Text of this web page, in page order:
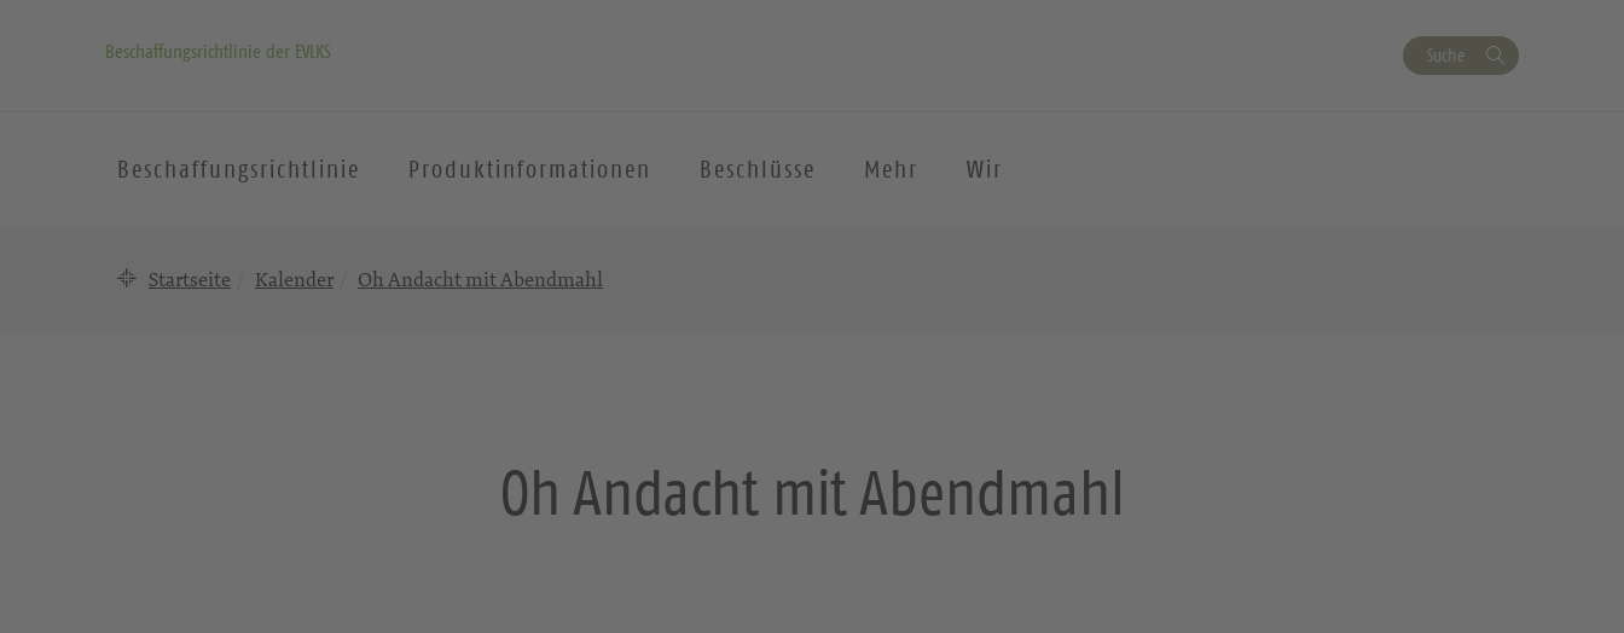
Beschaffungsrichtlinie der EVLKS Suche
Beschaffungsrichtlinie Produktinformationen Beschlüsse Mehr Wir
Startseite Kalender Oh Andacht mit Abendmahl
Oh Andacht mit Abendmahl